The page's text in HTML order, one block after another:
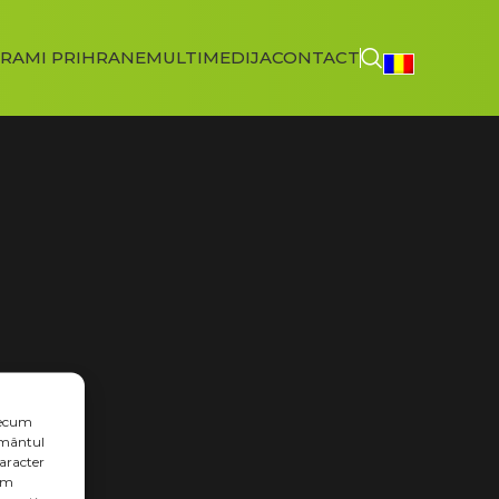
PRIHRANEMULTIMEDIJACONTACT